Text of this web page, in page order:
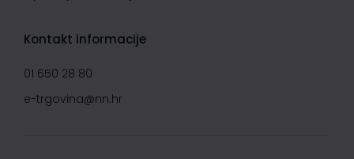
Kontakt informacije
01 650 28 80
e-trgovina@nn.hr